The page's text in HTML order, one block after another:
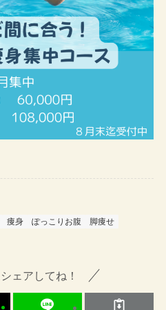
痩身 ぽっこりお腹
脚痩せ
ェアしてね！